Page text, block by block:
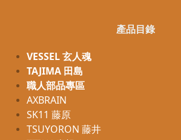
產品目錄
VESSEL 玄人魂
TAJIMA 田島
職人部品專區
AXBRAIN
SK11 藤原
TSUYORON 藤井